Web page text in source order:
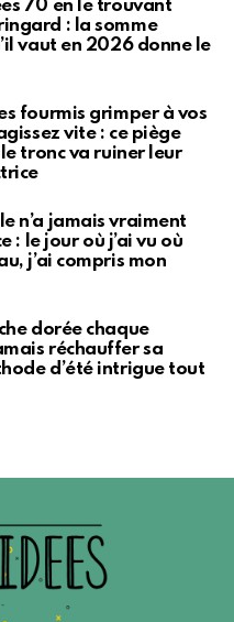
70 en le trouvant
: la somme
vaut en 2026 donne le
fourmis grimper à vos
vite : ce piège
tronc va ruiner leur
n’a jamais vraiment
: le jour où j’ai vu où
j’ai compris mon
dorée chaque
réchauffer sa
d’été intrigue tout